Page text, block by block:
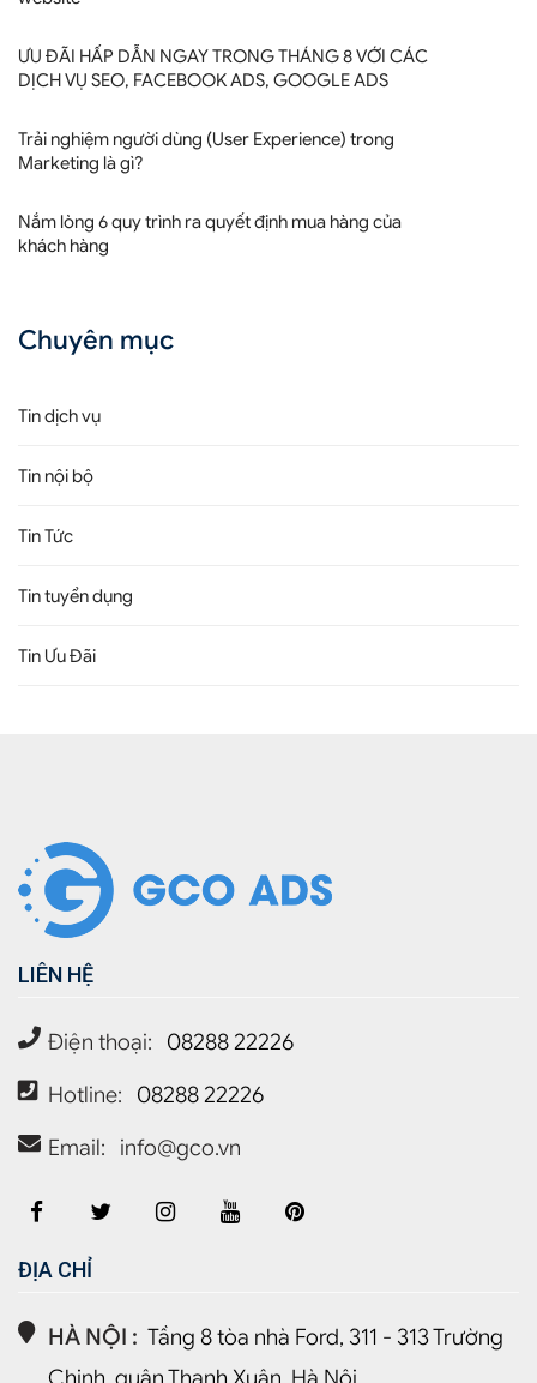
ƯU ĐÃI HẤP DẪN NGAY TRONG THÁNG 8 VỚI CÁC
DỊCH VỤ SEO, FACEBOOK ADS, GOOGLE ADS
Trải nghiệm người dùng (User Experience) trong
Marketing là gì?
Nắm lòng 6 quy trình ra quyết định mua hàng của
khách hàng
Chuyên mục
Tin dịch vụ
Tin nội bộ
Tin Tức
Tin tuyển dụng
Tin Ưu Đãi
LIÊN HỆ
Điện thoại: 08288 22226
Hotline: 08288 22226
Email: info@gco.vn
ĐỊA CHỈ
HÀ NỘI : Tầng 8 tòa nhà Ford, 311 - 313 Trường
Chinh, quận Thanh Xuân, Hà Nội